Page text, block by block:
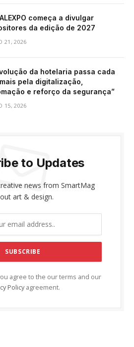
começa a divulgar
da edição de 2027
21, 2026
da hotelaria passa cada
pela digitalização,
e reforço da segurança”
15, 2026
to Updates
news from SmartMag
art & design.
agree to the our terms and our
Policy agreement.